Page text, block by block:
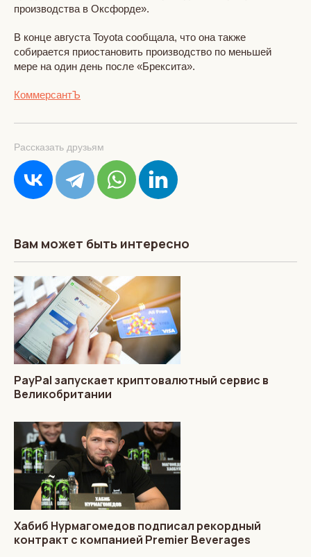
производства в Оксфорде».
В конце августа Toyota сообщала, что она также
собирается приостановить производство по меньшей
мере на один день после «Брексита».
КоммерсантЪ
Рассказать друзьям
Вам может быть интересно
PayPal запускает криптовалютный сервис в
Великобритании
Хабиб Нурмагомедов подписал рекордный
контракт с компанией Premier Beverages